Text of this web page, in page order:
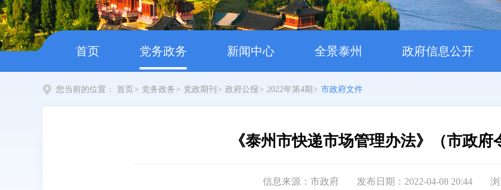
首页 党务政务 新闻中心 全景泰州 政府信息公开
您当前的位置： 首页 > 党务政务 > 党政期刊 > 政府公报 > 2022年第4期 > 市政府文件
《泰州市快递市场管理办法》（市政府
信息来源：市政府 发布日期：2022-04-08 20:44 浏